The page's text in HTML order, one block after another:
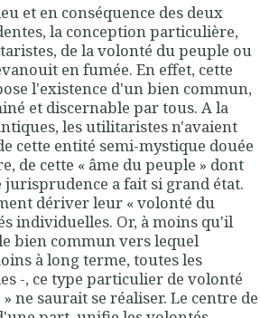
et en conséquence des deux
la conception particulière,
de la volonté du peuple ou
en fumée. En effet, cette
l'existen­ce d'un bien commun,
et discernable par tous. A la
les utilitaristes n'avaient
cette entité semi-mystique douée
de cette « âme du peuple » dont
a fait si grand état.
dériver leur « volon­té du
individuelles. Or, à moins qu'il
bien commun vers lequel
à long terme, toutes les
-, ce type particulier de volonté
ne saurait se réali­ser. Le centre de